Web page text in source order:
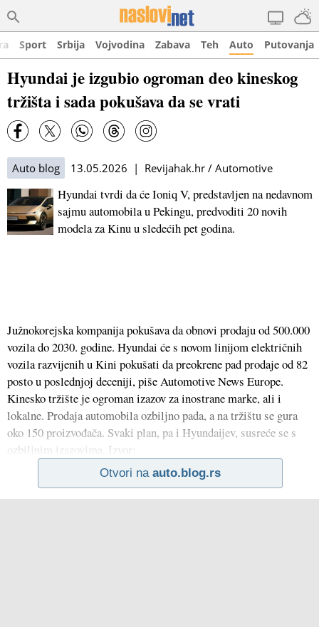
Sport Srbija Vojvodina Zabava Teh Auto Putovanja
Hyundai je izgubio ogroman deo kineskog
tržišta i sada pokušava da se vrati
Auto blog 13.05.2026 | Revijahak.hr / Automotive
Hyundai tvrdi da će Ioniq V, predstavljen na nedavnom
sajmu automobila u Pekingu, predvoditi 20 novih
modela za Kinu u sledećih pet godina.
Južnokorejska kompanija pokušava da obnovi prodaju od 500.000
vozila do 2030. godine. Hyundai će s novom linijom električnih
vozila razvijenih u Kini pokušati da preokrene pad prodaje od 82
posto u poslednjoj deceniji, piše Automotive News Europe.
Kinesko tržište je ogroman izazov za inostrane marke, ali i
lokalne. Prodaja automobila ozbiljno pada, a na tržištu se gura
oko 150 proizvođača. Svaki plan, pa i Hyundaijev, susreće se s
ozbiljnim izazovima. Izvor:
Otvori na auto.blog.rs